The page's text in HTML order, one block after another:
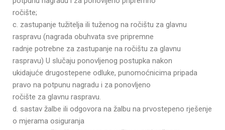
ročište;
c. zastupanje tužitelja ili tuženog na ročištu za glavnu
raspravu (nagrada obuhvata sve pripremne
radnje potrebne za zastupanje na ročištu za glavnu
raspravu) U slučaju ponovljenog postupka nakon
ukidajuće drugostepene odluke, punomoćnicima pripada
pravo na potpunu nagradu i za ponovljeno
ročište za glavnu raspravu.
d. sastav žalbe ili odgovora na žalbu na prvostepeno rješenje
o mjerama osiguranja